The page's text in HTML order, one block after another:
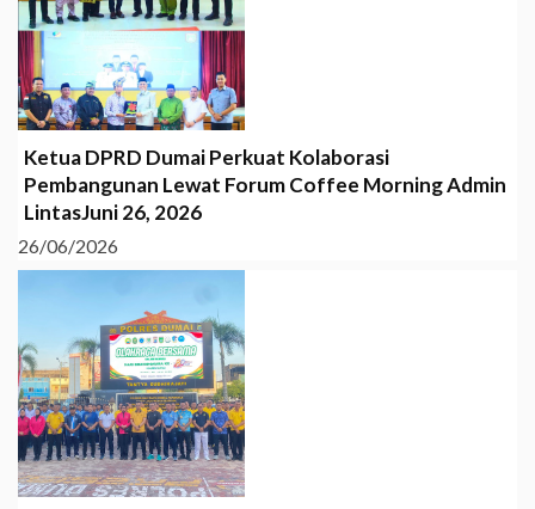
Ketua DPRD Dumai Perkuat Kolaborasi
Pembangunan Lewat Forum Coffee Morning Admin
LintasJuni 26, 2026
26/06/2026